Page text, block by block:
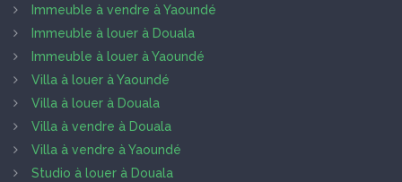
Immeuble à vendre à Yaoundé
Immeuble à louer à Douala
Immeuble à louer à Yaoundé
Villa à louer à Yaoundé
Villa à louer à Douala
Villa à vendre à Douala
Villa à vendre à Yaoundé
Studio à louer à Douala